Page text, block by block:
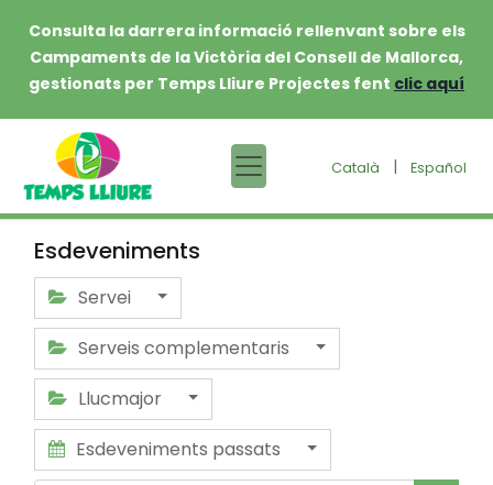
Consulta la darrera informació rellenvant sobre els
Campaments de la Victòria del Consell de Mallorca,
gestionats per Temps Lliure Projectes fent clic aquí
Català | Español
Esdeveniments
Servei
Serveis complementaris
Llucmajor
Esdeveniments passats